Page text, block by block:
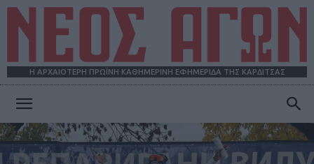
Η ΑΡΧΑΙΟΤΕΡΗ ΠΡΩΪΝΗ ΚΑΘΗΜΕΡΙΝΗ ΕΦΗΜΕΡΙΔΑ ΤΗΣ ΚΑΡΔΙΤΣΑΣ